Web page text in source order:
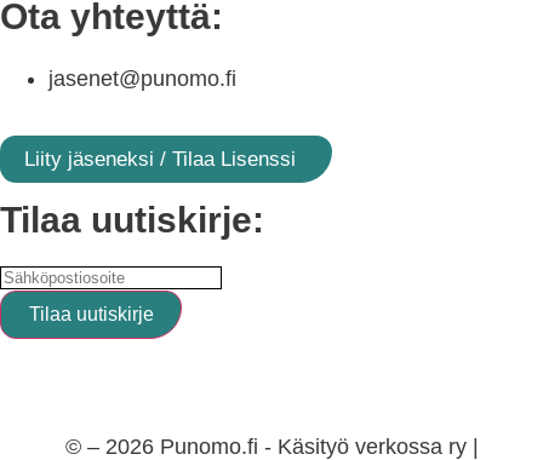
Ota yhteyttä:
jasenet@punomo.fi
Liity jäseneksi / Tilaa Lisenssi
Tilaa uutiskirje:
© – 2026 Punomo.fi - Käsityö verkossa ry |